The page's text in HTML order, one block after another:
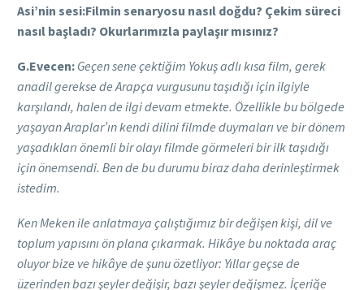
Asi’nin sesi:Filmin senaryosu nasıl doğdu? Çekim süreci
nasıl başladı? Okurlarımızla paylaşır mısınız?
G.Evecen: Geçen sene çektiğim Yokuş adlı kısa film, gerek
anadil gerekse de Arapça vurgusunu taşıdığı için ilgiyle
karşılandı, halen de ilgi devam etmekte. Özellikle bu bölgede
yaşayan Araplar’ın kendi dilini filmde duymaları ve bir dönem
yaşadıkları önemli bir olayı filmde görmeleri bir ilk taşıdığı
için önemsendi. Ben de bu durumu biraz daha derinleştirmek
istedim.
Ken Meken ile anlatmaya çalıştığımız bir değişen kişi, dil ve
toplum yapısını ön plana çıkarmak. Hikâye bu noktada araç
oluyor bize ve hikâye de şunu özetliyor: Yıllar geçse de
üzerinden bazı şeyler değişir, bazı şeyler değişmez. İçeriğe